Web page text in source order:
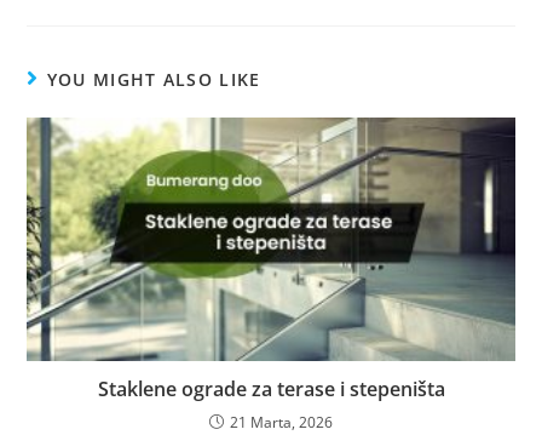
YOU MIGHT ALSO LIKE
Staklene ograde za terase i stepeništa
21 Marta, 2026